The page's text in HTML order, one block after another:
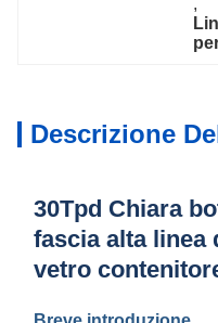
,
Descrizione
30Tpd Chiara
fascia alta linea
vetro